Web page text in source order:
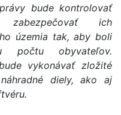
bude kontrolovať
ich
územia tak, aby boli
počtu obyvateľov.
vykonávať zložité
diely, ako aj